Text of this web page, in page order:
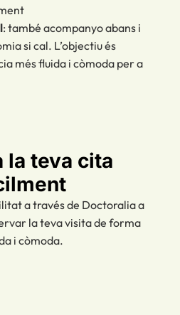
: també acompanyo abans i
si cal. L’objectiu és
més fluida i còmoda per a
la teva cita
a través de Doctoralia a
la teva visita de forma
i còmoda.